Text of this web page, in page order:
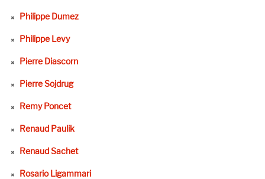
Philippe Dumez
Philippe Levy
Pierre Diascorn
Pierre Sojdrug
Remy Poncet
Renaud Paulik
Renaud Sachet
Rosario Ligammari